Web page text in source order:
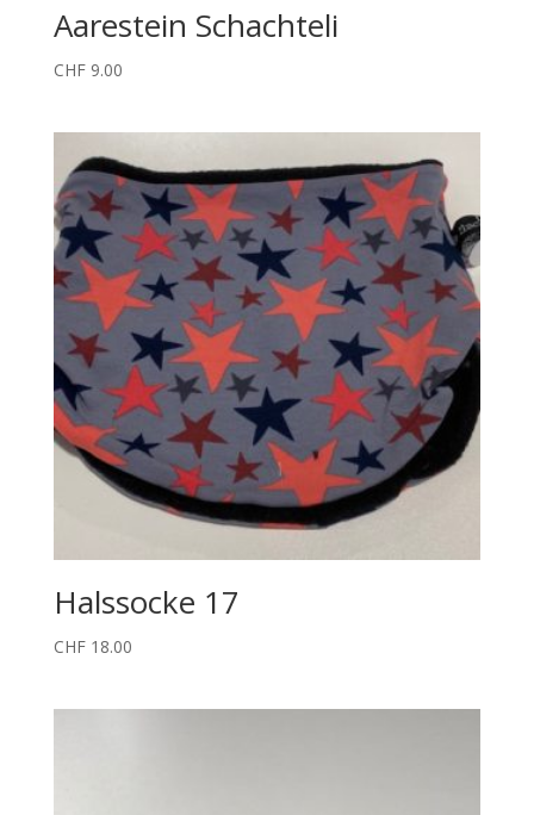
Aarestein Schachteli
CHF9.00
Halssocke 17
CHF18.00